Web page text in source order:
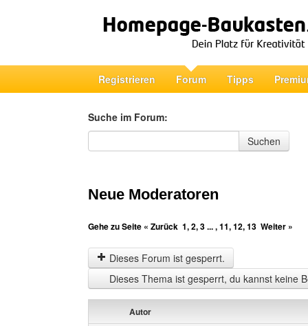
Registrieren Forum Tipps
Suche im Forum:
Suche im Forum
Suchen
Neue Moderatoren
Gehe zu Seite « Zurück 1,2,3... ,11,12,13 Weiter »
Dieses Forum ist gesperrt.
Dieses Thema ist gesperrt, du kannst keine
Autor